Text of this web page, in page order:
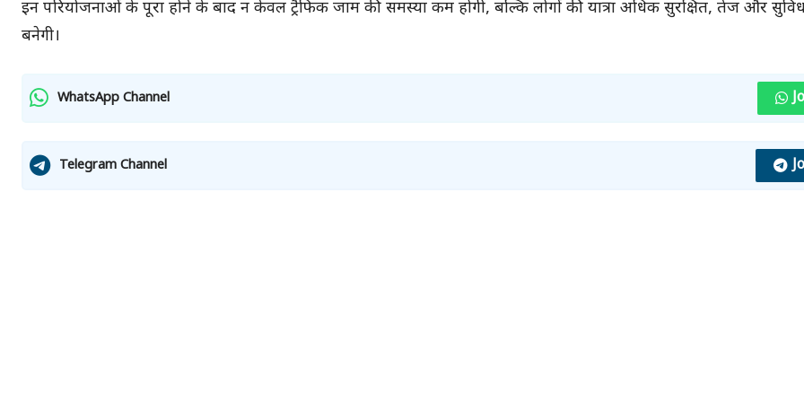
इन परियोजनाओं के पूरा होने के बाद न केवल ट्रैफिक जाम की समस्या कम होगी, बल्कि लोगों की यात्रा अधिक सुरक्षित, तेज और
बनेगी।
WhatsApp Channel
Telegram Channel